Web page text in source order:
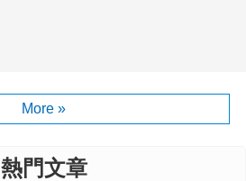
More »
熱門文章